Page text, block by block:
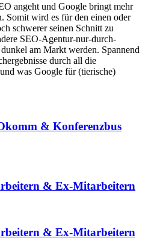
angeht und Google bringt mehr
Somit wird es für den einen oder
schwerer seinen Schnitt zu
SEO-Agentur-nur-durch-
am Markt werden. Spannend
durch all die
was Google für (tierische)
& Konferenzbus
& Ex-Mitarbeitern
& Ex-Mitarbeitern